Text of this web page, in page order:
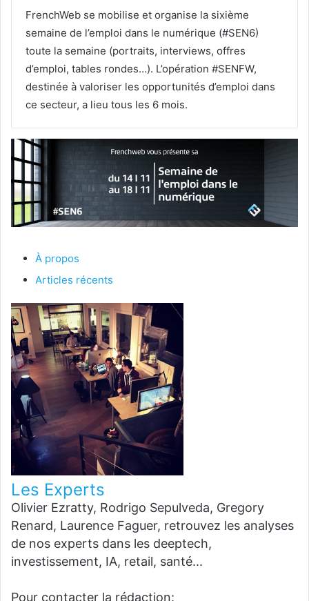
FrenchWeb se mobilise et organise la sixième
semaine de l’emploi dans le numérique (#SEN6)
toute la semaine (portraits, interviews, offres
d’emploi, tables rondes…). L’opération #SENFW,
destinée à valoriser les opportunités d’emploi dans
ce secteur, a lieu tous les 6 mois.
À propos
Articles récents
Les Experts
Olivier Ezratty, Rodrigo Sepulveda, Gregory
Renard, Laurence Faguer, retrouvez les analyses
de nos experts dans les deeptech,
investissement, IA, retail, santé...
Pour contacter la rédaction: